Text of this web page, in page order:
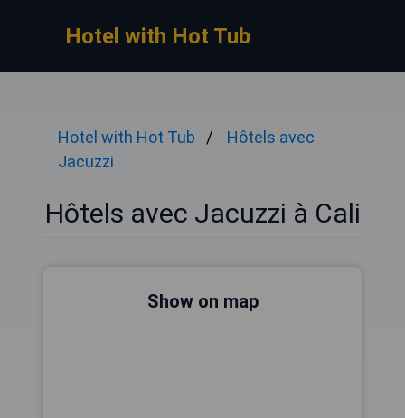
Hotel with Hot Tub
Hotel with Hot Tub
Hôtels avec
Jacuzzi
Hôtels avec Jacuzzi à Cali
Show on map